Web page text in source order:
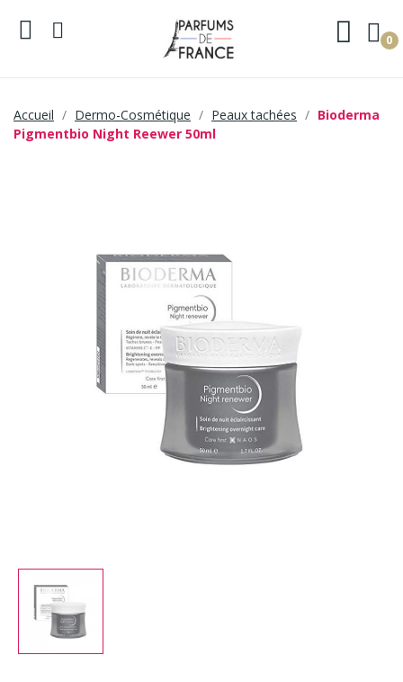
0
Accueil Dermo-Cosmétique Peaux tachées
Bioderma
Pigmentbio Night Reewer 50ml